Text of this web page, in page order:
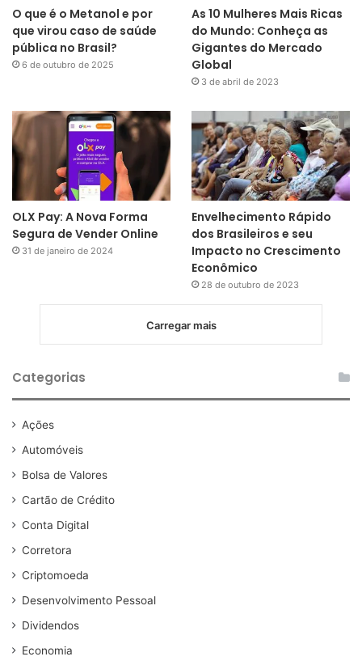
O que é o Metanol e por
que virou caso de saúde
pública no Brasil?
6 de outubro de 2025
As 10 Mulheres Mais Ricas
do Mundo: Conheça as
Gigantes do Mercado
Global
3 de abril de 2023
OLX Pay: A Nova Forma
Segura de Vender Online
31 de janeiro de 2024
Envelhecimento Rápido
dos Brasileiros e seu
Impacto no Crescimento
Econômico
28 de outubro de 2023
Carregar mais
Categorias
Ações
Automóveis
Bolsa de Valores
Cartão de Crédito
Conta Digital
Corretora
Criptomoeda
Desenvolvimento Pessoal
Dividendos
Economia